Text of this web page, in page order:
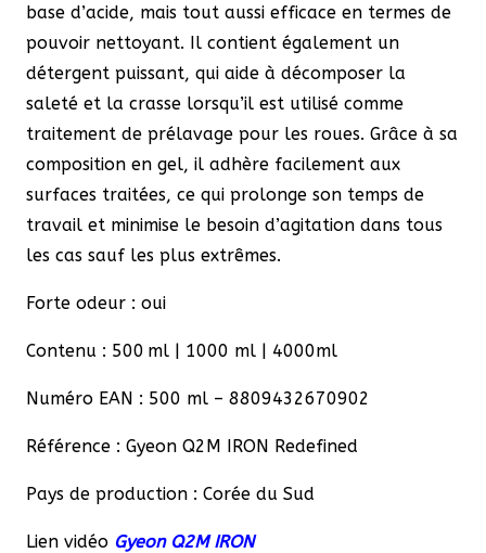
base d’acide, mais tout aussi efficace en termes de
pouvoir nettoyant. Il contient également un
détergent puissant, qui aide à décomposer la
saleté et la crasse lorsqu’il est utilisé comme
traitement de prélavage pour les roues. Grâce à sa
composition en gel, il adhère facilement aux
surfaces traitées, ce qui prolonge son temps de
travail et minimise le besoin d’agitation dans tous
les cas sauf les plus extrêmes.
Forte odeur : oui
Contenu : 500 ml | 1000 ml | 4000ml
Numéro EAN : 500 ml – 8809432670902
Référence : Gyeon Q2M IRON Redefined
Pays de production : Corée du Sud
Lien vidéo Gyeon Q2M IRON